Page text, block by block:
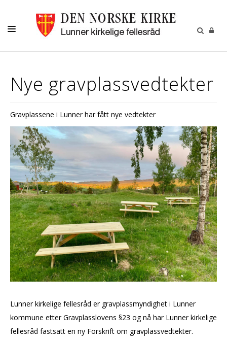
BARN OG UNGE
MENIGHETSBLADET
KALENDER
KONTAKT
Nye gravplassvedtekter
Gravplassene i Lunner har fått nye vedtekter
Lunner kirkelige fellesråd er gravplassmyndighet i Lunner
kommune etter Gravplasslovens §23 og nå har Lunner kirkelige
fellesråd fastsatt en ny Forskrift om gravplassvedtekter.